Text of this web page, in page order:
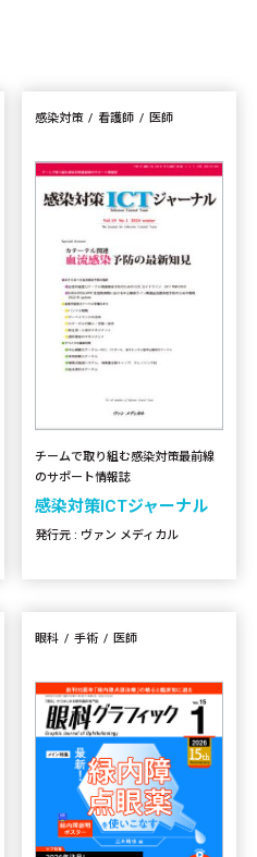
感染対策 看護師 医師
チームで取り組む感染対策最前線
のサポート情報誌
感染対策ICTジャーナル
発行元 : ヴァン メディカル
眼科 手術 医師